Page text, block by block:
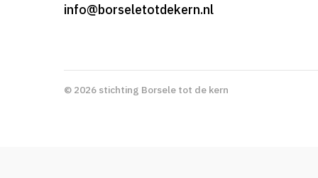
info@borseletotdekern.nl
© 2026 stichting Borsele tot de kern